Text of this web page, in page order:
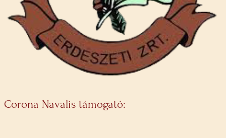
Corona Navalis támogató: